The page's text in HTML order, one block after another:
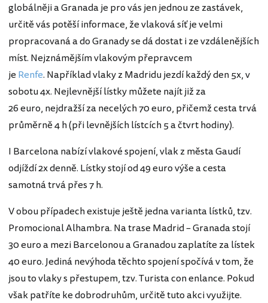
globálněji a Granada je pro vás jen jednou ze zastávek,
určitě vás potěší informace, že vlaková síť je velmi
propracovaná a do Granady se dá dostat i ze vzdálenějších
míst. Nejznámějším vlakovým přepravcem
je Renfe. Například vlaky z Madridu jezdí každý den 5x, v
sobotu 4x. Nejlevnější lístky můžete najít již za
26 euro, nejdražší za necelých 70 euro, přičemž cesta trvá
průměrně 4 h (při levnějších lístcích 5 a čtvrt hodiny).
I Barcelona nabízí vlakové spojení, vlak z města Gaudí
odjíždí 2x denně. Lístky stojí od 49 euro výše a cesta
samotná trvá přes 7 h.
V obou případech existuje ještě jedna varianta lístků, tzv.
Promocional Alhambra. Na trase Madrid – Granada stojí
30 euro a mezi Barcelonou a Granadou zaplatíte za lístek
40 euro. Jediná nevýhoda těchto spojení spočívá v tom, že
jsou to vlaky s přestupem, tzv. Turista con enlance. Pokud
však patříte ke dobrodruhům, určitě tuto akci využijte.